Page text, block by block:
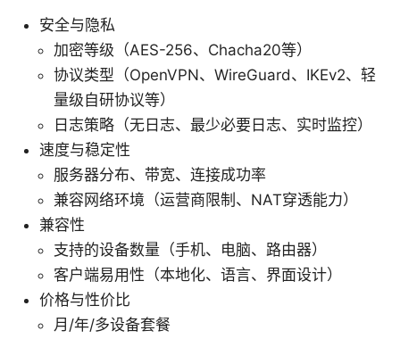
安全与隐私
加密等级（AES-256、Chacha20等）
协议类型（OpenVPN、WireGuard、IKEv2、轻
量级自研协议等）
日志策略（无日志、最少必要日志、实时监控）
速度与稳定性
服务器分布、带宽、连接成功率
兼容网络环境（运营商限制、NAT穿透能力）
兼容性
支持的设备数量（手机、电脑、路由器）
客户端易用性（本地化、语言、界面设计）
价格与性价比
月/年/多设备套餐